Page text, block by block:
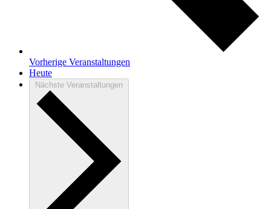
Vorherige Veranstaltungen
Heute
Nächste Veranstaltungen